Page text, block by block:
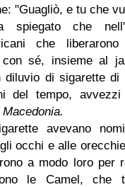
"Guagliò, e tu che
che
che
con sé, insieme al
diluvio di sigarette
del tempo,
Macedonia.
avevano
occhi e alle
a modo loro per
le Camel, che